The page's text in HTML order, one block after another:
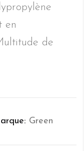
en
de
Green